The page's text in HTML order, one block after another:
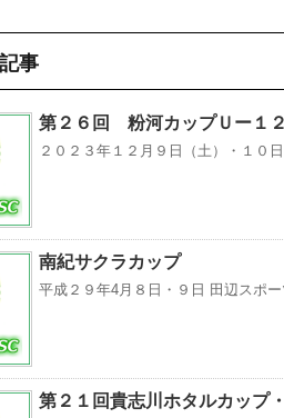
事
第２６回 粉河カップＵー１２
２０２３年１２月９日（土）・１０
南紀サクラカップ
平成２９年4月８日・９日 田辺スポ
第２１回貴志川ホタルカップ